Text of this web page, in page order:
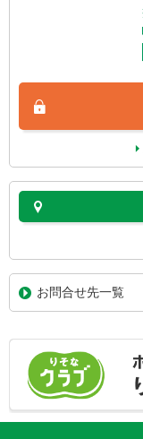
お問合せ先一覧